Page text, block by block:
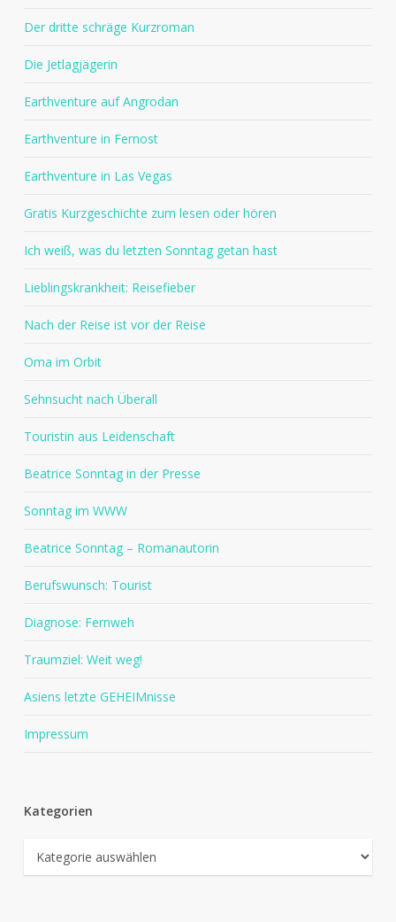
Der dritte schräge Kurzroman
Die Jetlagjägerin
Earthventure auf Angrodan
Earthventure in Fernost
Earthventure in Las Vegas
Gratis Kurzgeschichte zum lesen oder hören
Ich weiß, was du letzten Sonntag getan hast
Lieblingskrankheit: Reisefieber
Nach der Reise ist vor der Reise
Oma im Orbit
Sehnsucht nach Überall
Touristin aus Leidenschaft
Beatrice Sonntag in der Presse
Sonntag im WWW
Beatrice Sonntag – Romanautorin
Berufswunsch: Tourist
Diagnose: Fernweh
Traumziel: Weit weg!
Asiens letzte GEHEIMnisse
Impressum
Kategorien
Kategorien